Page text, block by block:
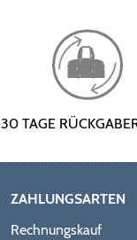
30 TAGE
ZAHLUNGSARTEN
Rechnungskauf